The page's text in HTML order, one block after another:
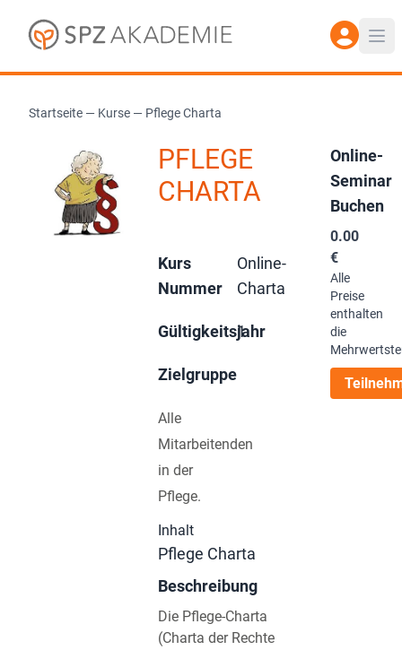
Startseite — Kurse — Pflege Charta
PFLEGE
CHARTA
Kurs
Nummer
Online-
Charta
Gültigkeitsjahr
1
Zielgruppe
Alle
Mitarbeitenden
in der
Pflege.
Inhalt
Pflege Charta
Beschreibung
Die Pflege-Charta
(Charta der Rechte
Online-
Seminar
Buchen
0.00
€
Alle
Preise
enthalten
die